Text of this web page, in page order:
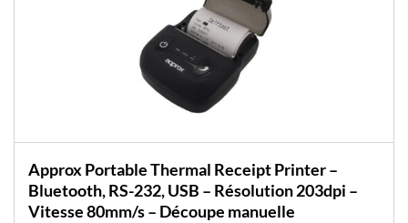
Approx Portable Thermal Receipt Printer –
Bluetooth, RS-232, USB – Résolution 203dpi –
Vitesse 80mm/s – Découpe manuelle